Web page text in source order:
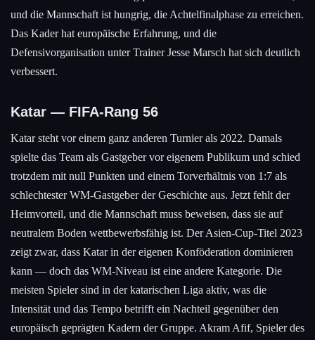
und die Mannschaft ist hungrig, die Achtelfinalphase zu erreichen.
Das Kader hat europäische Erfahrung, und die
Defensivorganisation unter Trainer Jesse Marsch hat sich deutlich
verbessert.
Katar — FIFA-Rang 56
Katar steht vor einem ganz anderen Turnier als 2022. Damals
spielte das Team als Gastgeber vor eigenem Publikum und schied
trotzdem mit null Punkten und einem Torverhältnis von 1:7 als
schlechtester WM-Gastgeber der Geschichte aus. Jetzt fehlt der
Heimvorteil, und die Mannschaft muss beweisen, dass sie auf
neutralem Boden wettbewerbsfähig ist. Der Asien-Cup-Titel 2023
zeigt zwar, dass Katar in der eigenen Konföderation dominieren
kann — doch das WM-Niveau ist eine andere Kategorie. Die
meisten Spieler sind in der katarischen Liga aktiv, was die
Intensität und das Tempo betrifft ein Nachteil gegenüber den
europäisch geprägten Kadern der Gruppe. Akram Afif, Spieler des